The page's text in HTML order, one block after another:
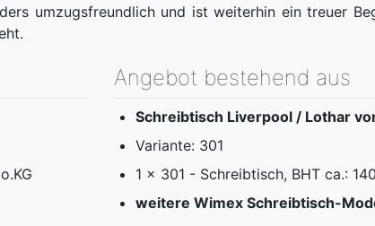
umzugsfreundlich und ist weiterhin ein treuer
Angebot bestehend aus
Schreibtisch Liverpool / Lothar
Variante: 301
1 x 301 - Schreibtisch, BHT ca.:
weitere Wimex Schreibtisch-